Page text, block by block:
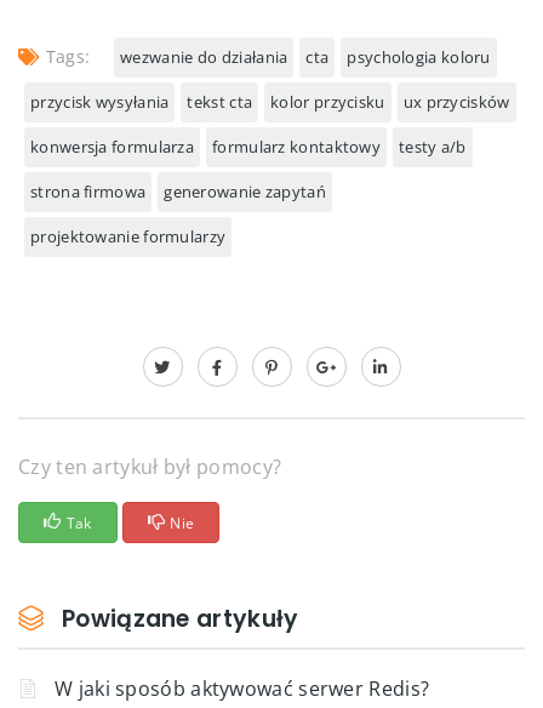
Tags: wezwanie do działania cta psychologia koloru
przycisk wysyłania tekst cta kolor przycisku ux przycisków
konwersja formularza formularz kontaktowy testy a/b
strona firmowa generowanie zapytań
projektowanie formularzy
Czy ten artykuł był pomocy?
Tak Nie
Powiązane artykuły
W jaki sposób aktywować serwer Redis?